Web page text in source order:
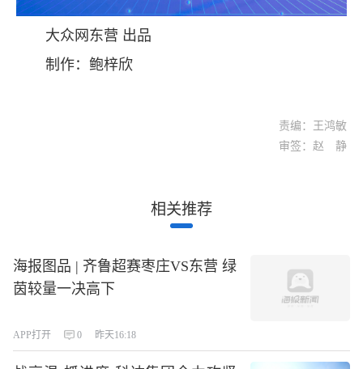
大众网东营 出品
制作：鲍梓欣
责编：王鸿敏
审签：赵 静
相关推荐
海报图品 | 齐鲁超赛枣庄VS东营 绿
茵较量一决高下
APP打开 0 昨天16:18